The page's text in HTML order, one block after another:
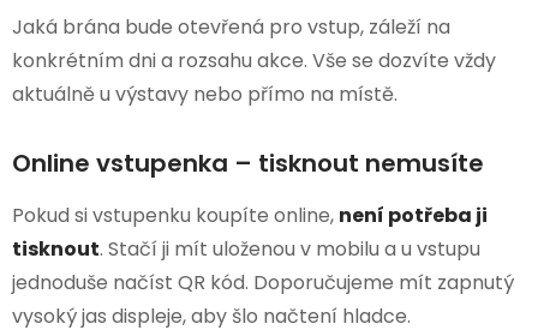
Jaká brána bude otevřená pro vstup, záleží na
konkrétním dni a rozsahu akce. Vše se dozvíte vždy
aktuálně u výstavy nebo přímo na místě.
Online vstupenka – tisknout nemusíte
Pokud si vstupenku koupíte online, není potřeba ji
tisknout. Stačí ji mít uloženou v mobilu a u vstupu
jednoduše načíst QR kód. Doporučujeme mít zapnutý
vysoký jas displeje, aby šlo načtení hladce.